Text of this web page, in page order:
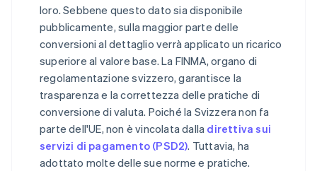
loro. Sebbene questo dato sia disponibile
pubblicamente, sulla maggior parte delle
conversioni al dettaglio verrà applicato un ricarico
superiore al valore base. La FINMA, organo di
regolamentazione svizzero, garantisce la
trasparenza e la correttezza delle pratiche di
conversione di valuta. Poiché la Svizzera non fa
parte dell'UE, non è vincolata dalla direttiva sui
servizi di pagamento (PSD2). Tuttavia, ha
adottato molte delle sue norme e pratiche.